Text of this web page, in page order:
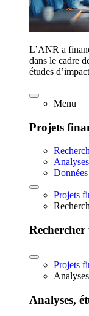
L’ANR a
dans le cadre
études
Menu
Projets
Projets
Projets
Analyses,